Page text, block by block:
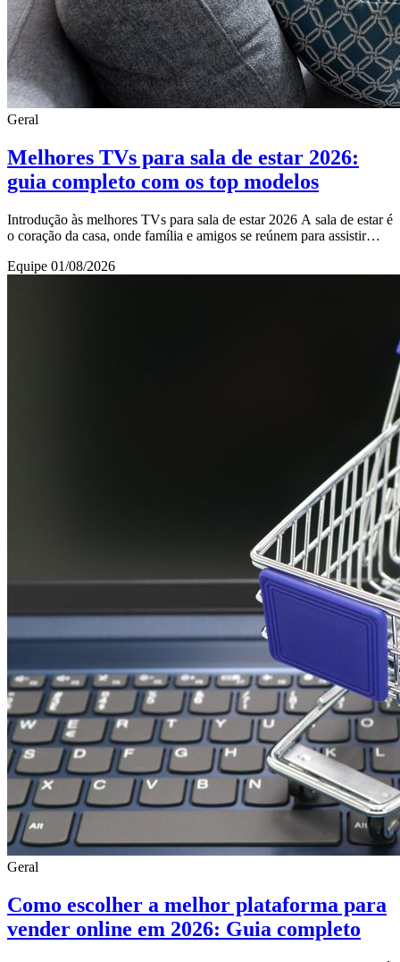
Geral
Melhores TVs para sala de estar 2026:
guia completo com os top modelos
Introdução às melhores TVs para sala de estar 2026 A sala de estar é
o coração da casa, onde família e amigos se reúnem para assistir
Equipe 01/08/2026
Geral
Como escolher a melhor plataforma para
vender online em 2026: Guia completo